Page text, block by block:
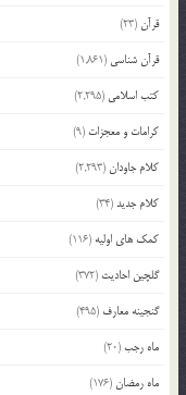
قرآن(23)
قرآن شناسی (1,861)
کتب اسلامی (2,295)
کرامات و معجزات (9)
کلام جاودان(2,293)
کلام جدید(34)
کمک های اولیه (116)
گلچین احادیث (372)
گنجینه معارف (495)
ماه رجب(20)
ماه رمضان(176)